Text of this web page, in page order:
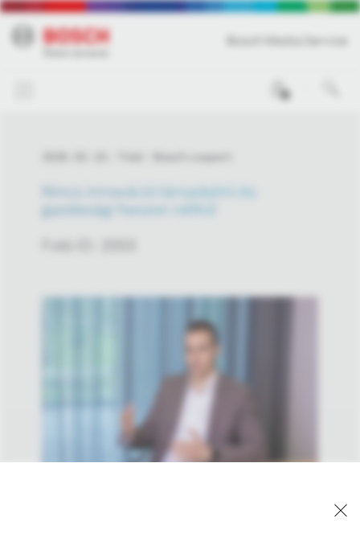
Nincs innováció társadalmi és
gazdasági haszon nélkül